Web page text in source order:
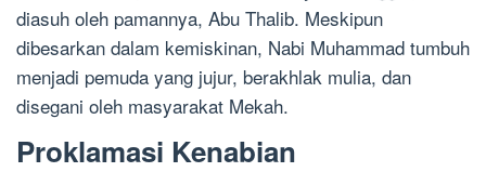
diasuh oleh pamannya, Abu Thalib. Meskipun
dibesarkan dalam kemiskinan, Nabi Muhammad tumbuh
menjadi pemuda yang jujur, berakhlak mulia, dan
disegani oleh masyarakat Mekah.
Proklamasi Kenabian